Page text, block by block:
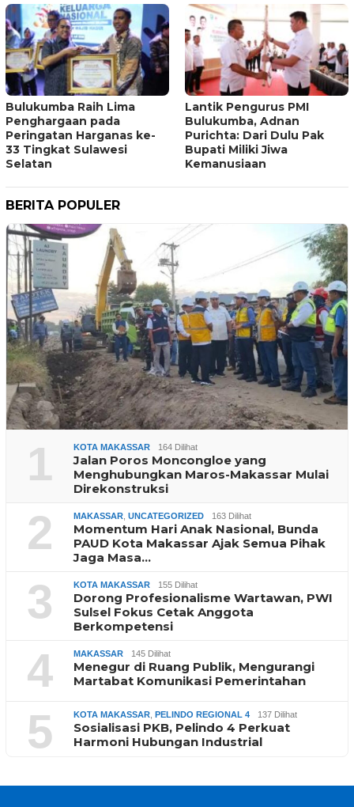
Bulukumba Raih Lima
Penghargaan pada
Peringatan Harganas ke-
33 Tingkat Sulawesi
Selatan
Lantik Pengurus PMI
Bulukumba, Adnan
Purichta: Dari Dulu Pak
Bupati Miliki Jiwa
Kemanusiaan
BERITA POPULER
1 KOTA MAKASSAR 164 Dilihat
Jalan Poros Moncongloe yang
Menghubungkan Maros-Makassar Mulai
Direkonstruksi
2 MAKASSAR, UNCATEGORIZED 163 Dilihat
Momentum Hari Anak Nasional, Bunda
PAUD Kota Makassar Ajak Semua Pihak
Jaga Masa…
3 KOTA MAKASSAR 155 Dilihat
Dorong Profesionalisme Wartawan, PWI
Sulsel Fokus Cetak Anggota
Berkompetensi
4 MAKASSAR 145 Dilihat
Menegur di Ruang Publik, Mengurangi
Martabat Komunikasi Pemerintahan
5 KOTA MAKASSAR, PELINDO REGIONAL 4 137 Dilihat
Sosialisasi PKB, Pelindo 4 Perkuat
Harmoni Hubungan Industrial